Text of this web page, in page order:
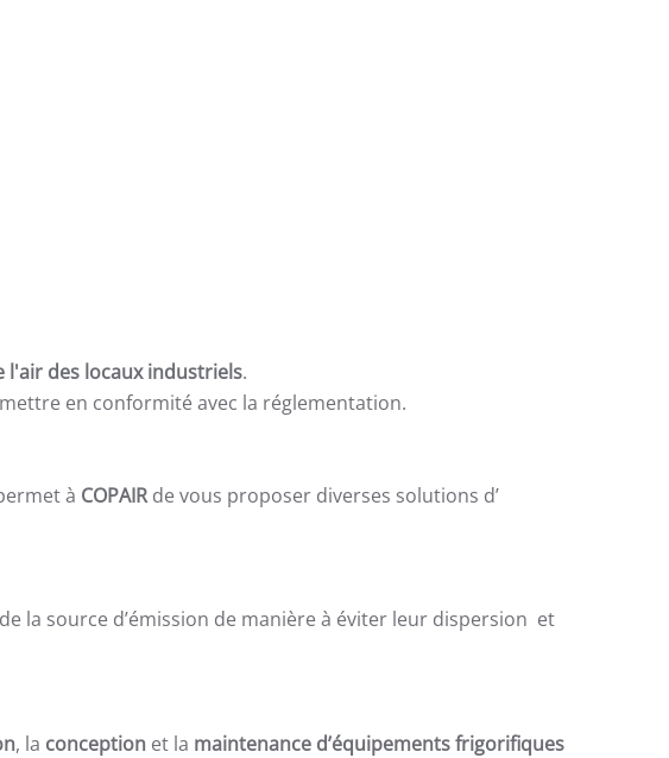
des locaux industriels.
en conformité avec la réglementation.
à COPAIRde vous proposer diverses solutions d’
la source d’émission de manière à éviter leur dispersion et
, la conception et la maintenance d’équipements frigorifiques